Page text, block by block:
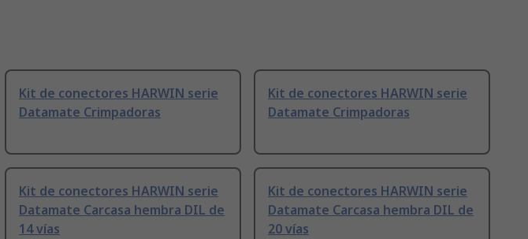
Kit de conectores HARWIN serie
Datamate Crimpadoras
Kit de conectores HARWIN serie
Datamate Crimpadoras
Kit de conectores HARWIN serie
Datamate Carcasa hembra DIL de
14 vías
Kit de conectores HARWIN serie
Datamate Carcasa hembra DIL de
20 vías